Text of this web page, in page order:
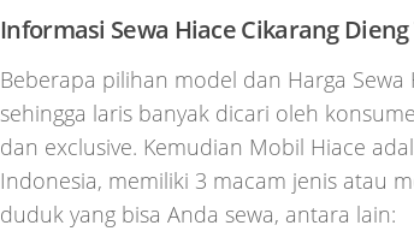
Informasi Sewa Hiace Cikarang
Beberapa pilihan model dan Harga
sehingga laris banyak dicari oleh
dan exclusive. Kemudian Mobil Hiace
Indonesia, memiliki 3 macam jenis atau
duduk yang bisa Anda sewa, antara lain: